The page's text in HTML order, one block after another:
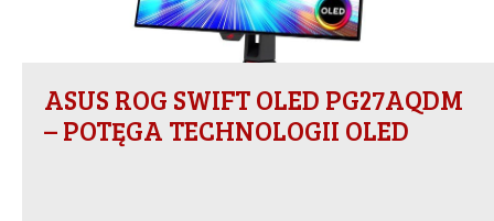
ASUS ROG SWIFT OLED PG27AQDM
– POTĘGA TECHNOLOGII OLED